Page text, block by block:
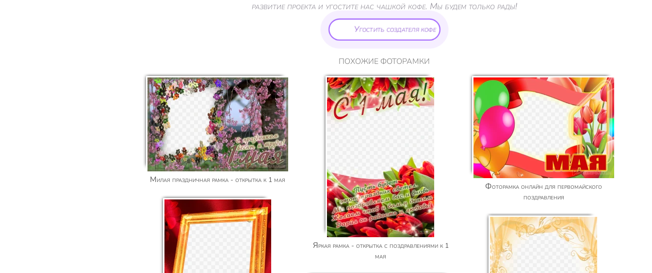
развитие проекта и угостите нас чашкой кофе. Мы будем только рады!
Угостить создателя кофе
ПОХОЖИЕ ФОТОРАМКИ
Милая праздничная рамка - открытка к 1 мая
Яркая рамка - открытка с поздравлениями к 1
мая
Фоторамка онлайн для первомайского
поздравления